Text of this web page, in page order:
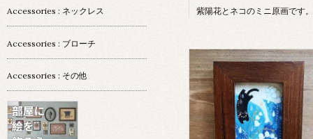
紫陽花とネコのミニ原画です。
Accessories : ネックレス
Accessories : ブローチ
Accessories : その他